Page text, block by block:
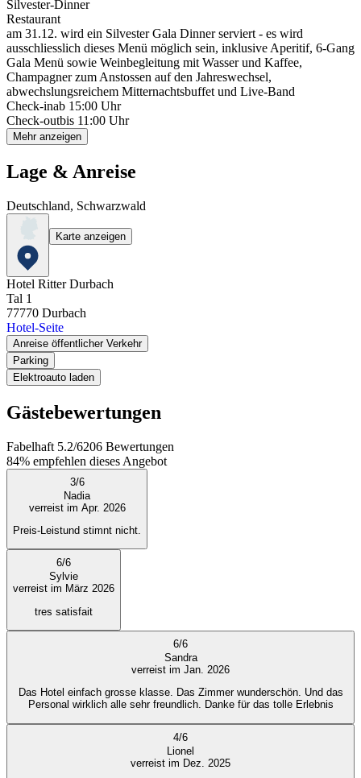
Silvester-Dinner
Restaurant
am 31.12. wird ein Silvester Gala Dinner serviert - es wird
ausschliesslich dieses Menü möglich sein, inklusive Aperitif, 6-Gang
Gala Menü sowie Weinbegleitung mit Wasser und Kaffee,
Champagner zum Anstossen auf den Jahreswechsel,
abwechslungsreichem Mitternachtsbuffet und Live-Band
Check-inab 15:00 Uhr
Check-outbis 11:00 Uhr
Mehr anzeigen
Lage & Anreise
Deutschland, Schwarzwald
Karte anzeigen
Hotel Ritter Durbach
Tal 1
77770 Durbach
Hotel-Seite
Anreise öffentlicher Verkehr
Parking
Elektroauto laden
Gästebewertungen
Fabelhaft 5.2/6206 Bewertungen
84% empfehlen dieses Angebot
3/6
Nadia
verreist im Apr. 2026
Preis-Leistund stimnt nicht.
6/6
Sylvie
verreist im März 2026
tres satisfait
6/6
Sandra
verreist im Jan. 2026
Das Hotel einfach grosse klasse. Das Zimmer wunderschön. Und das
Personal wirklich alle sehr freundlich. Danke für das tolle Erlebnis
4/6
Lionel
verreist im Dez. 2025